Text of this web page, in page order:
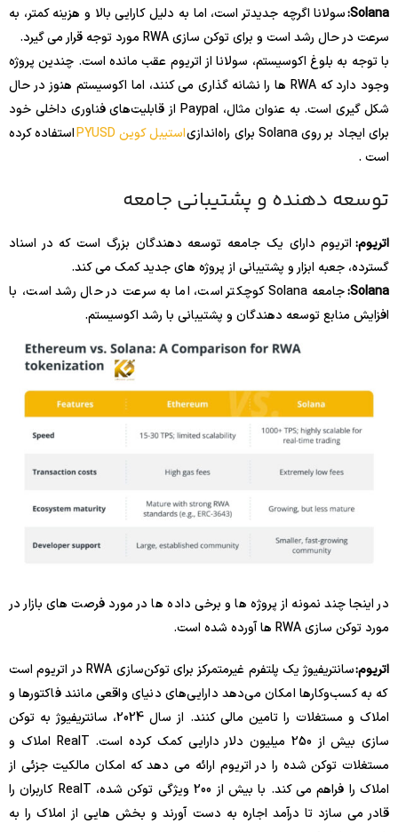
Solana: سولانا اگرچه جدیدتر است، اما به دلیل کارایی بالا و هزینه کمتر، به
سرعت در حال رشد است و برای توکن سازی RWA مورد توجه قرار می گیرد.
با توجه به بلوغ اکوسیستم، سولانا از اتریوم عقب مانده است. چندین پروژه
وجود دارد که RWA ها را نشانه گذاری می کنند، اما اکوسیستم هنوز در حال
شکل گیری است. به عنوان مثال، Paypal از قابلیت‌های فناوری داخلی خود
برای ایجاد بر روی Solana برای راه‌اندازی
استیبل کوین PYUSD
استفاده کرده
است .
توسعه دهنده و پشتیبانی جامعه
اتریوم: اتریوم دارای یک جامعه توسعه دهندگان بزرگ است که در اسناد
گسترده، جعبه ابزار و پشتیبانی از پروژه های جدید کمک می کند.
Solana:
جامعه Solana کوچکتر است، اما به سرعت در حال رشد است، با
افزایش منابع توسعه دهندگان و پشتیبانی با رشد اکوسیستم.
در اینجا چند نمونه از پروژه ها و برخی داده ها در مورد فرصت های بازار در
مورد توکن سازی RWA ها آورده شده است.
اتریوم:
سانتریفیوژ یک پلتفرم غیرمتمرکز برای توکن‌سازی RWA در اتریوم است
که به کسب‌وکارها امکان می‌دهد دارایی‌های دنیای واقعی مانند فاکتورها و
املاک و مستغلات را تامین مالی کنند. از سال 2024، سانتریفیوژ به توکن
سازی بیش از 250 میلیون دلار دارایی کمک کرده است. RealT املاک و
مستغلات توکن شده را در اتریوم ارائه می دهد که امکان مالکیت جزئی از
املاک را فراهم می کند. با بیش از 200 ویژگی توکن شده، RealT کاربران را
قادر می سازد تا درآمد اجاره به دست آورند و بخش هایی از املاک را به